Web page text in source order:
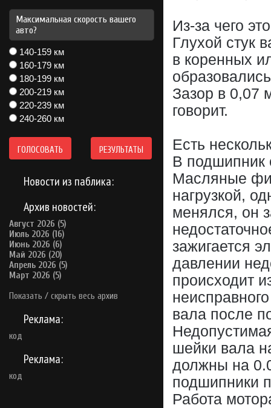
Максимальная скорость вашего
авто?
140-159 км
160-179 км
180-199 км
200-219 км
220-239 км
240-260 км
ГОЛОСОВАТЬ РЕЗУЛЬТАТЫ
Новости из паблика:
Архив новостей:
Август 2026 (5)
Июль 2026 (16)
Июнь 2026 (6)
Май 2026 (20)
Апрель 2026 (5)
Март 2026 (5)
Показать / скрыть весь архив
Реклама:
код
Реклама:
код
Из-за чего
Глухой стук
в коренных
Зазор в 0,07
говорит.
Есть
В подшипник
Масляные
нагрузкой,
менялся, он
зажигается
давлении
происходит
вала после
шейки вала
должны на
подшипники
Работа